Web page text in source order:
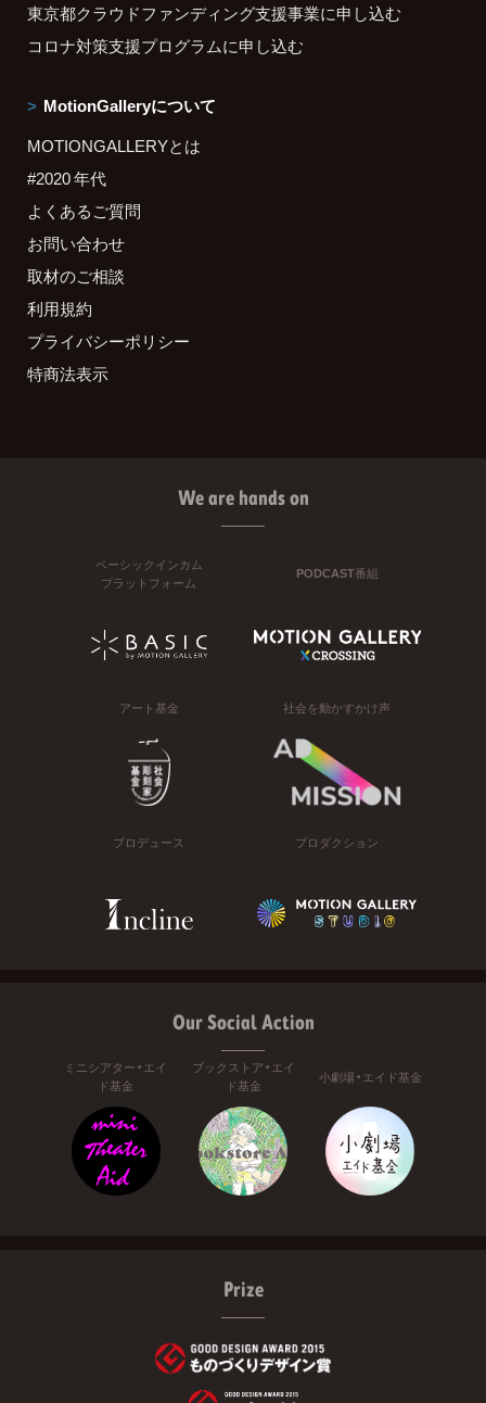
東京都クラウドファンディング支援事業に申し込む
コロナ対策支援プログラムに申し込む
MotionGalleryについて
MOTIONGALLERYとは
#2020 年代
よくあるご質問
お問い合わせ
取材のご相談
利用規約
プライバシーポリシー
特商法表示
We are hands on
ベーシックインカム
プラットフォーム
PODCAST番組
アート基金 社会を動かすかけ声
プロデュース プロダクション
Our Social Action
ミニシアター・エイ
ド基金
ブックストア・エイ
ド基金
小劇場・エイド基金
Prize